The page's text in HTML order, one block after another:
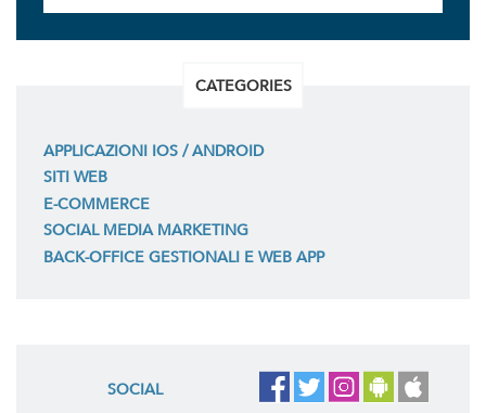
CATEGORIES
APPLICAZIONI IOS / ANDROID
SITI WEB
E-COMMERCE
SOCIAL MEDIA MARKETING
BACK-OFFICE GESTIONALI E WEB APP
SOCIAL